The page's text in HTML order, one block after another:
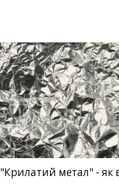
"Крилатий метал" - як